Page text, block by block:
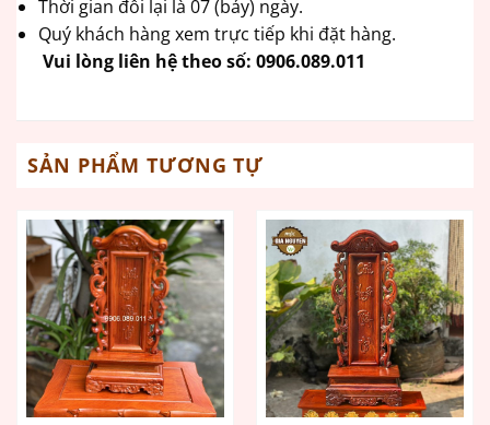
Thời gian đổi lại là 07 (bảy) ngày.
Quý khách hàng xem trực tiếp khi đặt hàng.
Vui lòng liên hệ theo số: 0906.089.011
SẢN PHẨM TƯƠNG TỰ